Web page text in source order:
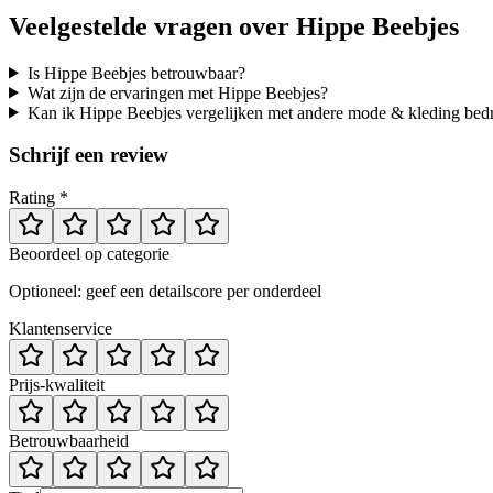
Veelgestelde vragen over Hippe Beebjes
Is Hippe Beebjes betrouwbaar?
Wat zijn de ervaringen met Hippe Beebjes?
Kan ik Hippe Beebjes vergelijken met andere mode & kleding
Schrijf een review
Rating *
Beoordeel op categorie
Optioneel: geef een detailscore per onderdeel
Klantenservice
Prijs-kwaliteit
Betrouwbaarheid